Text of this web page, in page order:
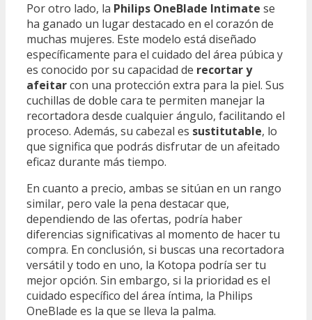
Por otro lado, la Philips OneBlade Intimate se
ha ganado un lugar destacado en el corazón de
muchas mujeres. Este modelo está diseñado
específicamente para el cuidado del área púbica y
es conocido por su capacidad de recortar y
afeitarcon una protección extra para la piel. Sus
cuchillas de doble cara te permiten manejar la
recortadora desde cualquier ángulo, facilitando el
proceso. Además, su cabezal es sustitutable, lo
que significa que podrás disfrutar de un afeitado
eficaz durante más tiempo.
En cuanto a precio, ambas se sitúan en un rango
similar, pero vale la pena destacar que,
dependiendo de las ofertas, podría haber
diferencias significativas al momento de hacer tu
compra. En conclusión, si buscas una recortadora
versátil y todo en uno, la Kotopa podría ser tu
mejor opción. Sin embargo, si la prioridad es el
cuidado específico del área íntima, la Philips
OneBlade es la que se lleva la palma.